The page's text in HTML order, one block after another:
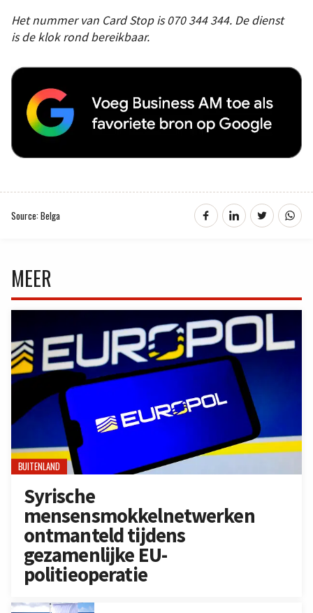
Het nummer van Card Stop is 070 344 344. De dienst
is de klok rond bereikbaar.
Source: Belga
MEER
BUITENLAND
Syrische
mensensmokkelnetwerken
ontmanteld tijdens
gezamenlijke EU-
politieoperatie